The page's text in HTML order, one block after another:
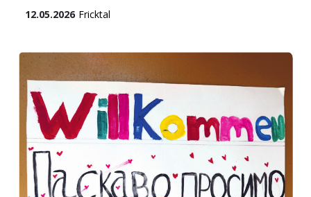
Stellen
E-
Paper
App
12.05.2026 Fricktal